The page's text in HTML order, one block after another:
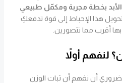
بخطة مجربة ومكمّل طبيعي
هذا الإحباط إلى قوة تدفعكِ
بها أقرب مما تتصورين.
لنفهم أولاً
أن نفهم أن ثبات الوزن